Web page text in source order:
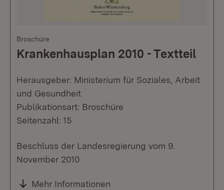
Broschüre
Krankenhausplan 2010 - Textteil
Herausgeber: Ministerium für Soziales, Arbeit
und Gesundheit
Publikationsart: Broschüre
Seitenzahl: 15
Beschluss der Landesregierung vom 9.
November 2010
Mehr Informationen